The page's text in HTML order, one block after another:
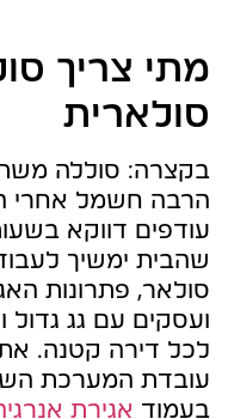
מתי צריך
סולארית
בקצרה: סוללה
הרבה חשמל אחרי
עודפים דווקא
שהבית ימשיך
סולאר, פתרונות
ועסקים עם גג
לכל דירה קטנה.
עובדת המערכת
בעמוד אגירת